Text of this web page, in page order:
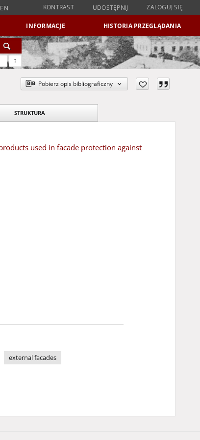
EN KONTRAST UDOSTĘPNIJ ZALOGUJ SIĘ
INFORMACJE HISTORIA PRZEGLĄDANIA
?
Pobierz opis bibliograficzny
STRUKTURA
used in facade protection against
external facades